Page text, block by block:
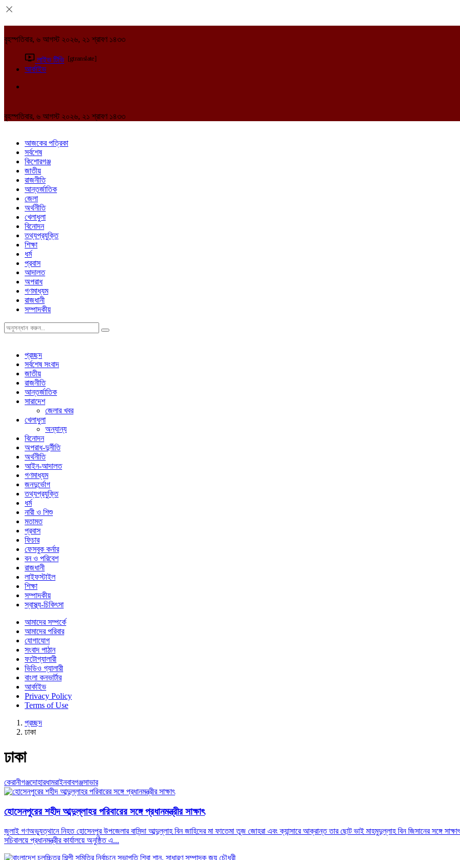
বৃহস্পতিবার, ৬ আগস্ট ২০২৬, ২১ শ্রাবণ ১৪৩৩
লাইভ টিভি [gtranslate]
আর্কাইভ
বৃহস্পতিবার, ৬ আগস্ট ২০২৬, ২১ শ্রাবণ ১৪৩৩
আজকের পত্রিকা
সর্বশেষ
কিশোরগঞ্জ
জাতীয়
রাজনীতি
আন্তর্জাতিক
জেলা
অর্থনীতি
খেলাধুলা
বিনোদন
তথ্যপ্রযুক্তি
শিক্ষা
ধর্ম
প্রবাস
আদালত
অপরাধ
গণমাধ্যম
রাজধানী
সম্পাদকীয়
প্রচ্ছদ
সর্বশেষ সংবাদ
জাতীয়
রাজনীতি
আন্তর্জাতিক
সারাদেশ
জেলার খবর
খেলাধুলা
অন্যান্য
বিনোদন
অপরাধ-দুর্নীতি
অর্থনীতি
আইন-আদালত
গণমাধ্যম
জনদুর্ভোগ
তথ্যপ্রযুক্তি
ধর্ম
নারী ও শিশু
মতামত
প্রবাস
ফিচার
ফেসবুক কর্নার
বন ও পরিবেশ
রাজধানী
লাইফস্টাইল
শিক্ষা
সম্পাদকীয়
স্বাস্থ্য-চিকিৎসা
আমাদের সম্পর্কে
আমাদের পরিবার
যোগাযোগ
সংবাদ পাঠান
ফটোগ্যালারী
ভিডিও গ্যালারী
বাংলা কনভার্টার
আর্কাইভ
Privacy Policy
Terms of Use
প্রচ্ছদ
ঢাকা
ঢাকা
কেরানীগঞ্জদোহারধামরাইনবাবগঞ্জসাভার
হোসেনপুরের শহীদ আব্দুল্লাহর পরিবারের সঙ্গে প্রধানমন্ত্রীর সাক্ষাৎ
জুলাই গণঅভ্যুত্থানে নিহত হোসেনপুর উপজেলার বাসিন্দা আব্দুল্লাহ বিন জাহিদের মা ফাতেমা তুজ জোহরা এবং ক্যান্সারে আক্রান্ত তার ছোট ভাই মাহমুদুল্লাহ বিন জিসানের সঙ্গে
সচিবালয়ে প্রধানমন্ত্রীর কার্যালয়ে অনুষ্ঠিত এ...